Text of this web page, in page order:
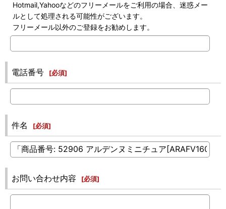
Hotmail,Yahooなどのフリーメールをご利用の場合、迷惑メー
ルとして処理される可能性がございます。
フリーメール以外のご登録をお勧めします。
電話番号 [必須]
件名 [必須]
お問い合わせ内容 [必須]